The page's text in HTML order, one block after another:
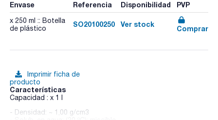
Envase Referencia Disponibilidad PVP
x 250 ml :: Botella
de plástico
SO20100250 Ver stock
Comprar
Imprimir ficha de
producto
Características
Capacidad : x 1 l
- Densidad: ~ 1,00 g/cm3